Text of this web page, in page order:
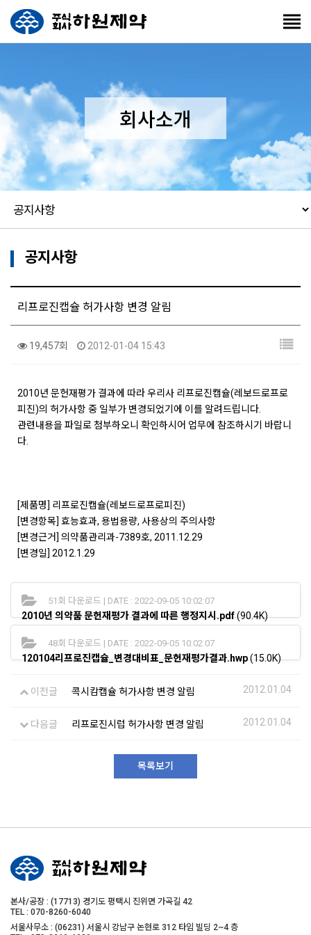
회사소개
공지사항
리프로진캡슐 허가사항 변경 알림
19,457회 2012-01-04 15:43
2010년 문헌재평가 결과에 따라 우리사 리프로진캡슐(레보드로프로
피진)의 허가사항 중 일부가 변경되었기에 이를 알려드립니다.
관련내용을 파일로 첨부하오니 확인하시어 업무에 참조하시기 바랍니
다.
[제품명] 리프로진캡슐(레보드로프로피진)
[변경항목] 효능효과, 용법용량, 사용상의 주의사항
[변경근거] 의약품관리과-7389호, 2011.12.29
[변경일] 2012.1.29
2010년 의약품 문헌재평가 결과에 따른 행정지시.pdf(90.4K)
51회 다운로드 | DATE : 2022-09-05 10:02:07
120104리프로진캡슐_변경대비표_문헌재평가결과.hwp(15.0K)
48회 다운로드 | DATE : 2022-09-05 10:02:07
이전글 콕시캄캡슐 허가사항 변경 알림 2012.01.04
다음글 리프로진시럽 허가사항 변경 알림 2012.01.04
목록보기
본사/공장 : (17713) 경기도 평택시 진위면 가곡길 42
TEL : 070-8260-6040
서울사무소 : (06231) 서울시 강남구 논현로 312 타임 빌딩 2~4 층